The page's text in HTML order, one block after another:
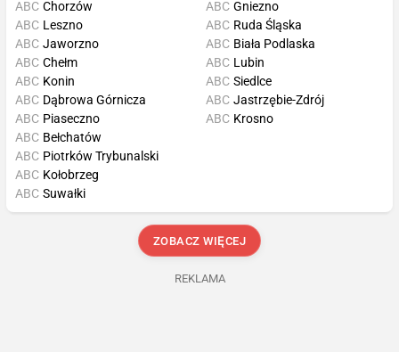
ABC Chorzów
ABC Leszno
ABC Jaworzno
ABC Gniezno
ABC Ruda Śląska
ABC Biała Podlaska
ABC Chełm
ABC Konin
ABC Dąbrowa Górnicza
ABC Piaseczno
ABC Lubin
ABC Siedlce
ABC Jastrzębie-Zdrój
ABC Krosno
ABC Bełchatów
ABC Piotrków Trybunalski
ABC Kołobrzeg
ABC Suwałki
ZOBACZ WIĘCEJ
REKLAMA